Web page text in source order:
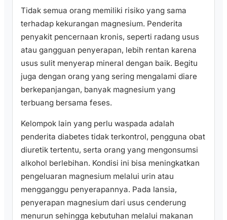
Tidak semua orang memiliki risiko yang sama
terhadap kekurangan magnesium. Penderita
penyakit pencernaan kronis, seperti radang usus
atau gangguan penyerapan, lebih rentan karena
usus sulit menyerap mineral dengan baik. Begitu
juga dengan orang yang sering mengalami diare
berkepanjangan, banyak magnesium yang
terbuang bersama feses.
Kelompok lain yang perlu waspada adalah
penderita diabetes tidak terkontrol, pengguna obat
diuretik tertentu, serta orang yang mengonsumsi
alkohol berlebihan. Kondisi ini bisa meningkatkan
pengeluaran magnesium melalui urin atau
mengganggu penyerapannya. Pada lansia,
penyerapan magnesium dari usus cenderung
menurun sehingga kebutuhan melalui makanan